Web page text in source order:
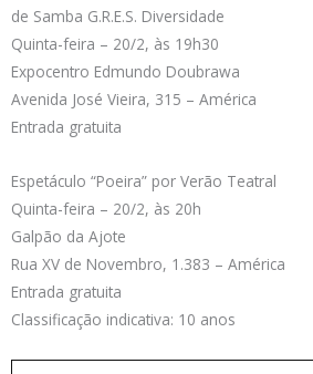
de Samba G.R.E.S. Diversidade
Quinta-feira – 20/2, às 19h30
Expocentro Edmundo Doubrawa
Avenida José Vieira, 315 – América
Entrada gratuita
Espetáculo “Poeira” por Verão Teatral
Quinta-feira – 20/2, às 20h
Galpão da Ajote
Rua XV de Novembro, 1.383 – América
Entrada gratuita
Classificação indicativa: 10 anos